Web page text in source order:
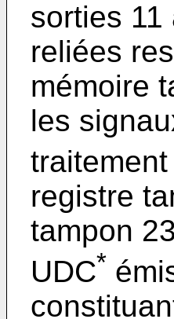
sorties
reliées
mémoire
les
registre
tampon
UDC*